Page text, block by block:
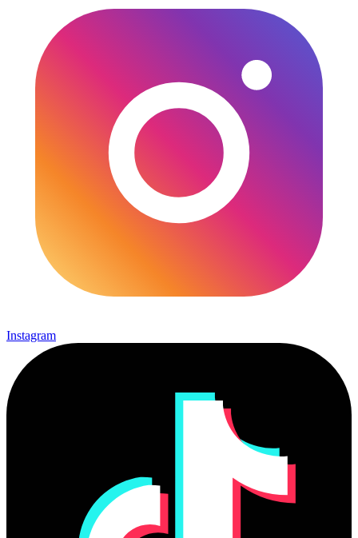
Instagram